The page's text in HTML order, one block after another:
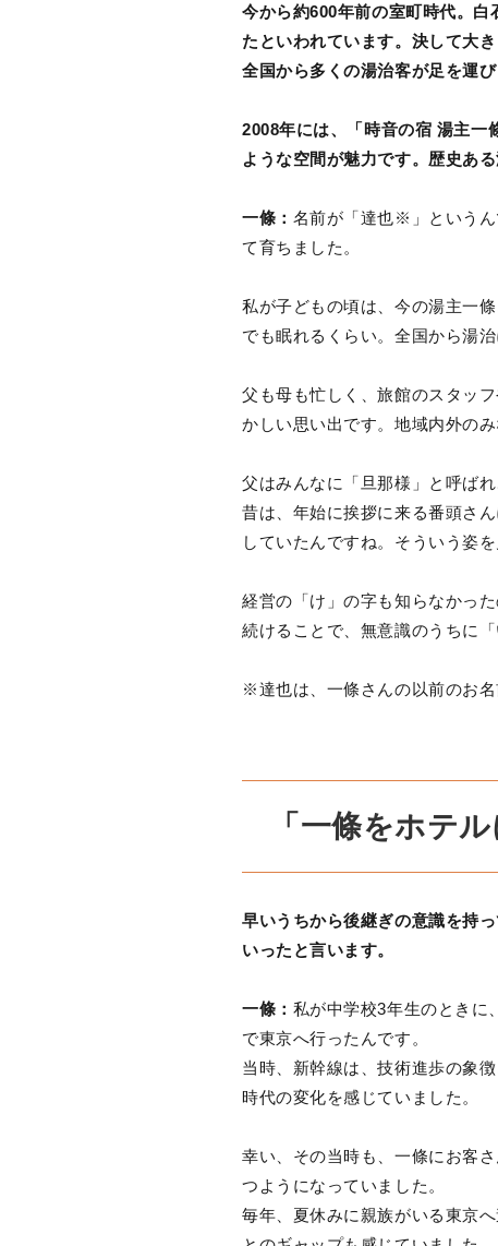
今から約600年前の室町時代。
たといわれています。決して大
全国から多くの湯治客が足を運び
2008年には、「時音の宿 湯主一
ような空間が魅力です。歴史あ
一條： 名前が「達也※」というん
て育ちました。
私が子どもの頃は、今の湯主一
でも眠れるくらい。全国から湯
父も母も忙しく、旅館のスタッ
かしい思い出です。地域内外の
父はみんなに「旦那様」と呼ば
昔は、年始に挨拶に来る番頭さ
していたんですね。そういう姿
経営の「け」の字も知らなかっ
続けることで、無意識のうちに
※達也は、一條さんの以前のお
「一條をホテ
早いうちから後継ぎの意識を持
いったと言います。
一條： 私が中学校3年生のときに
で東京へ行ったんです。
当時、新幹線は、技術進歩の象
時代の変化を感じていました。
幸い、その当時も、一條にお客
つようになっていました。
毎年、夏休みに親族がいる東京